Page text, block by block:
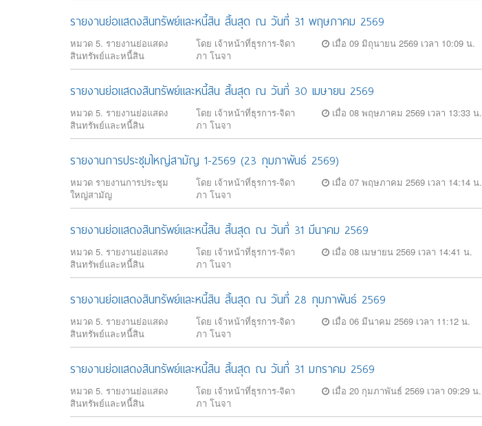
รายงานย่อแสดงสินทรัพย์และหนี้สิน สิ้นสุด ณ วันที่ 31 พฤษภาคม 2569
หมวด 5. รายงานย่อแสดง
สินทรัพย์และหนี้สิน
โดย เจ้าหน้าที่ธุรการ-จิดา
ภา โนจา
เมื่อ 09 มิถุนายน 2569 เวลา 10:09 น.
รายงานย่อแสดงสินทรัพย์และหนี้สิน สิ้นสุด ณ วันที่ 30 เมษายน 2569
หมวด 5. รายงานย่อแสดง
สินทรัพย์และหนี้สิน
โดย เจ้าหน้าที่ธุรการ-จิดา
ภา โนจา
เมื่อ 08 พฤษภาคม 2569 เวลา 13:33 น.
รายงานการประชุมใหญ่สามัญ 1-2569 (23 กุมภาพันธ์ 2569)
หมวด รายงานการประชุม
ใหญ่สามัญ
โดย เจ้าหน้าที่ธุรการ-จิดา
ภา โนจา
เมื่อ 07 พฤษภาคม 2569 เวลา 14:14 น.
รายงานย่อแสดงสินทรัพย์และหนี้สิน สิ้นสุด ณ วันที่ 31 มีนาคม 2569
หมวด 5. รายงานย่อแสดง
สินทรัพย์และหนี้สิน
โดย เจ้าหน้าที่ธุรการ-จิดา
ภา โนจา
เมื่อ 08 เมษายน 2569 เวลา 14:41 น.
รายงานย่อแสดงสินทรัพย์และหนี้สิน สิ้นสุด ณ วันที่ 28 กุมภาพันธ์ 2569
หมวด 5. รายงานย่อแสดง
สินทรัพย์และหนี้สิน
โดย เจ้าหน้าที่ธุรการ-จิดา
ภา โนจา
เมื่อ 06 มีนาคม 2569 เวลา 11:12 น.
รายงานย่อแสดงสินทรัพย์และหนี้สิน สิ้นสุด ณ วันที่ 31 มกราคม 2569
หมวด 5. รายงานย่อแสดง
สินทรัพย์และหนี้สิน
โดย เจ้าหน้าที่ธุรการ-จิดา
ภา โนจา
เมื่อ 20 กุมภาพันธ์ 2569 เวลา 09:29 น.